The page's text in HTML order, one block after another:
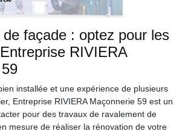
de façade : optez pour les
RIVIERA
installée et une expérience de plusieurs
Entreprise RIVIERA Maçonnerie 59 est un
pour des travaux de ravalement de
mesure de réaliser la rénovation de votre